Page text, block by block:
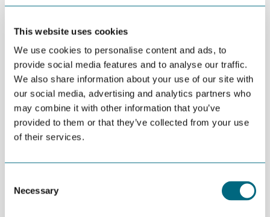
This website uses cookies
We use cookies to personalise content and ads, to
provide social media features and to analyse our traffic.
We also share information about your use of our site with
our social media, advertising and analytics partners who
may combine it with other information that you’ve
provided to them or that they’ve collected from your use
of their services.
Selection
Necessary
samling 15. – 16. mars, kick off på Strand Hotel Fevik inkl.
utvelgelsesfasen
samling er planlagt 6. april i Tvedestrand
Tema for samlingen:Utviklingsprosessen og
gevinstrealisering
samling er planlagt 20. april i Mandal
Tema for samlingen:Innovasjonsressurser
Tema for samlingen: Introduksjon til tema for høstens
(for eksamensstudenter)